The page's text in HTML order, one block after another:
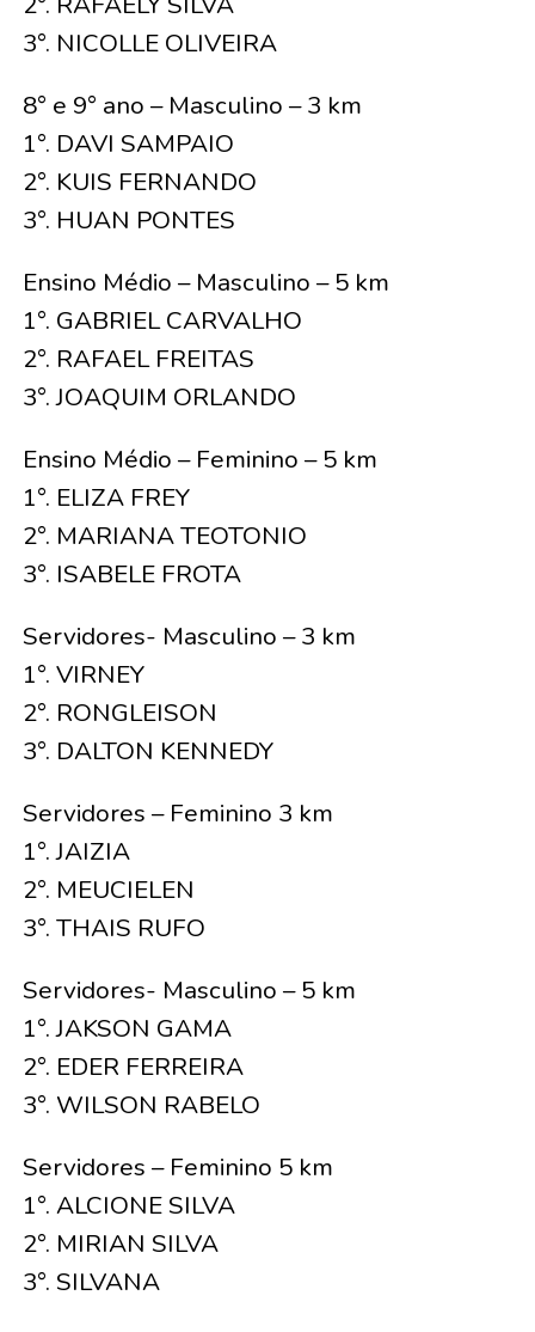
3°. NICOLLE OLIVEIRA
8° e 9° ano – Masculino – 3 km
1°. DAVI SAMPAIO
2°. KUIS FERNANDO
3°. HUAN PONTES
Ensino Médio – Masculino – 5 km
1°. GABRIEL CARVALHO
2°. RAFAEL FREITAS
3°. JOAQUIM ORLANDO
Ensino Médio – Feminino – 5 km
1°. ELIZA FREY
2°. MARIANA TEOTONIO
3°. ISABELE FROTA
Servidores- Masculino – 3 km
1°. VIRNEY
2°. RONGLEISON
3°. DALTON KENNEDY
Servidores – Feminino 3 km
1°. JAIZIA
2°. MEUCIELEN
3°. THAIS RUFO
Servidores- Masculino – 5 km
1°. JAKSON GAMA
2°. EDER FERREIRA
3°. WILSON RABELO
Servidores – Feminino 5 km
1°. ALCIONE SILVA
2°. MIRIAN SILVA
3°. SILVANA